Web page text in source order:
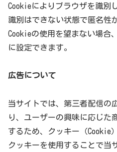
Cookieによりブラウザを識別
識別はできない状態で匿名性
Cookieの使用を望まない場合
に設定できます。
広告について
当サイトでは、第三者配信の
り、ユーザーの興味に応じた
するため、クッキー（Cookie
クッキーを使用することで当